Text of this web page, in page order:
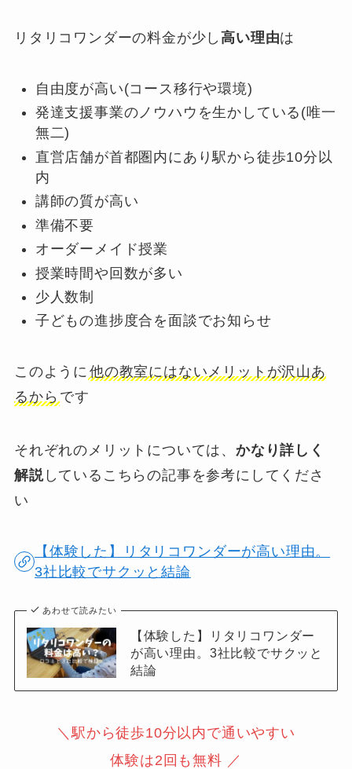
リタリコワンダーの料金が少し高い理由は
自由度が高い(コース移行や環境)
発達支援事業のノウハウを生かしている(唯一
無二)
直営店舗が首都圏内にあり駅から徒歩10分以
内
講師の質が高い
準備不要
オーダーメイド授業
授業時間や回数が多い
少人数制
子どもの進捗度合を面談でお知らせ
このように 他の教室にはないメリットが沢山あ
るから です
それぞれのメリットについては、かなり詳しく
解説しているこちらの記事を参考にしてくださ
い
【体験した】リタリコワンダーが高い理由。
3社比較でサクッと結論
あわせて読みたい
【体験した】リタリコワンダー
が高い理由。3社比較でサクッと
結論
＼駅から徒歩10分以内で通いやすい
体験は2回も無料 ／